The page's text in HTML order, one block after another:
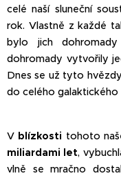
celé naší sluneční
rok. Vlastně z každé
bylo jich
dohromady vytvořily
Dnes se už tyto
do celého galaktického
V blízkosti tohoto
miliardami let,
vlně se mračno